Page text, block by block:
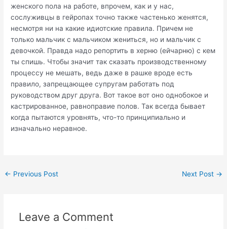
женского пола на работе, впрочем, как и у нас,
сослуживцы в гейропах точно также частенько женятся,
несмотря ни на какие идиотские правила. Причем не
только мальчик с мальчиком жениться, но и мальчик с
девочкой. Правда надо репортить в херню (ейчарню) с кем
ты спишь. Чтобы значит так сказать производственному
процессу не мешать, ведь даже в рашке вроде есть
правило, запрещающее супругам работать под
руководством друг друга. Вот такое вот оно однобокое и
кастрированное, равноправие полов. Так всегда бывает
когда пытаются уровнять, что-то принципиально и
изначально неравное.
Post
← Previous Post Next Post →
Leave a Comment